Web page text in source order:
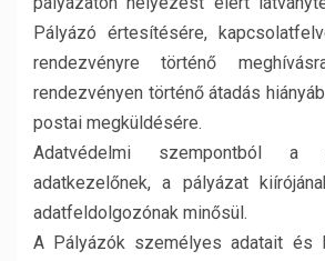
Pályázó értesítésére,
rendezvényre történő
rendezvényen történő átadás
postai megküldésére.
Adatvédelmi szempontból a
adatkezelőnek, a pályázat
adatfeldolgozónak minősül.
A Pályázók személyes adatait és